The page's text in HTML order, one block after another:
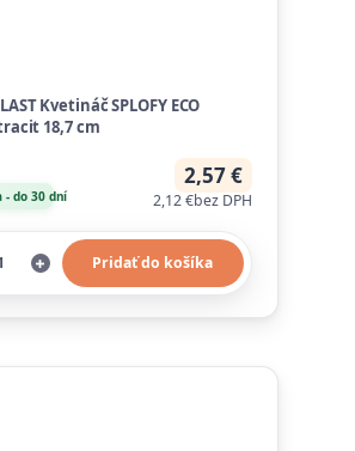
Kvetináč SPLOFY ECO
18,7 cm
2,57 €
2,12 €bez DPH
- do 30 dní
Pridať do košíka